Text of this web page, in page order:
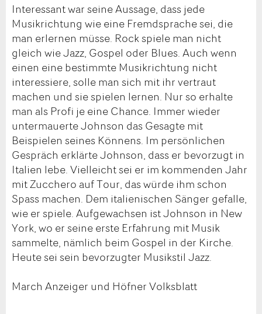
Interessant war seine Aussage, dass jede
Musikrichtung wie eine Fremdsprache sei, die
man erlernen müsse. Rock spiele man nicht
gleich wie Jazz, Gospel oder Blues. Auch wenn
einen eine bestimmte Musikrichtung nicht
interessiere, solle man sich mit ihr vertraut
machen und sie spielen lernen. Nur so erhalte
man als Profi je eine Chance. Immer wieder
untermauerte Johnson das Gesagte mit
Beispielen seines Könnens. Im persönlichen
Gespräch erklärte Johnson, dass er bevorzugt in
Italien lebe. Vielleicht sei er im kommenden Jahr
mit Zucchero auf Tour, das würde ihm schon
Spass machen. Dem italienischen Sänger gefalle,
wie er spiele. Aufgewachsen ist Johnson in New
York, wo er seine erste Erfahrung mit Musik
sammelte, nämlich beim Gospel in der Kirche.
Heute sei sein bevorzugter Musikstil Jazz.
March Anzeiger und Höfner Volksblatt